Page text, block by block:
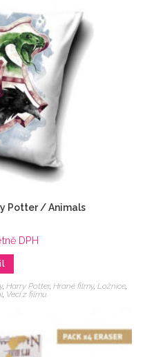
Potter / Animals
DPH
, Harry Potter, Hrané filmy, Ložnice,
, Veci z filmu